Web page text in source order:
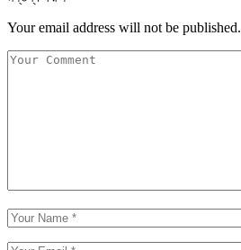
Your email address will not be published.